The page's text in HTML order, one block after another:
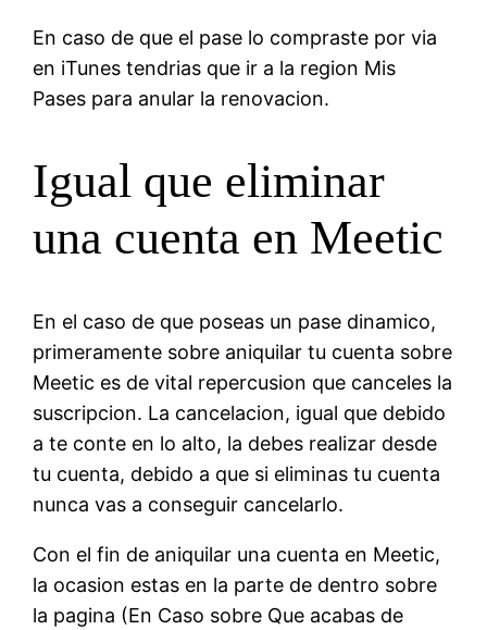
En caso de que el pase lo compraste por vi­a
en iTunes tendrias que ir a la region Mis
Pases para anular la renovacion.
Igual que eliminar
una cuenta en Meetic
En el caso de que poseas un pase dinamico,
primeramente sobre aniquilar tu cuenta sobre
Meetic es de vital repercusion que canceles la
suscripcion. La cancelacion, igual que debido
a te conte en lo alto, la debes realizar desde
tu cuenta, debido a que si eliminas tu cuenta
nunca vas a conseguir cancelarlo.
Con el fin de aniquilar una cuenta en Meetic,
la ocasion estas en la parte de dentro sobre
la pagina (En Caso sobre Que acabas de